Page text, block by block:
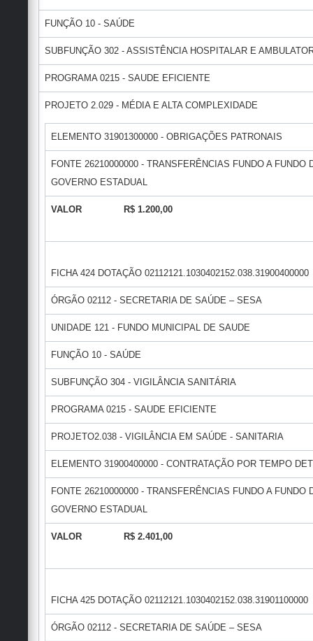
FUNÇÃO 10 - SAÚDE
SUBFUNÇÃO 302 - ASSISTÊNCIA HOSPITALAR E
PROGRAMA 0215 - SAUDE EFICIENTE
PROJETO 2.029 - MÉDIA E ALTA COMPLEXIDADE
ELEMENTO 31901300000 - OBRIGAÇÕES PATRONAIS
FONTE 26210000000 - TRANSFERÊNCIAS FUNDO A
GOVERNO ESTADUAL
VALOR R$ 1.200,00
FICHA 424 DOTAÇÃO 02112121.1030402152.038.31900400000
ÓRGÃO 02112 - SECRETARIA DE SAÚDE – SESA
UNIDADE 121 - FUNDO MUNICIPAL DE SAUDE
FUNÇÃO 10 - SAÚDE
SUBFUNÇÃO 304 - VIGILÂNCIA SANITÁRIA
PROGRAMA 0215 - SAUDE EFICIENTE
PROJETO2.038 - VIGILÂNCIA EM SAÚDE - SANITARIA
ELEMENTO 31900400000 - CONTRATAÇÃO POR TEMPO
FONTE 26210000000 - TRANSFERÊNCIAS FUNDO A
GOVERNO ESTADUAL
VALOR R$ 2.401,00
FICHA 425 DOTAÇÃO 02112121.1030402152.038.31901100000
ÓRGÃO 02112 - SECRETARIA DE SAÚDE – SESA